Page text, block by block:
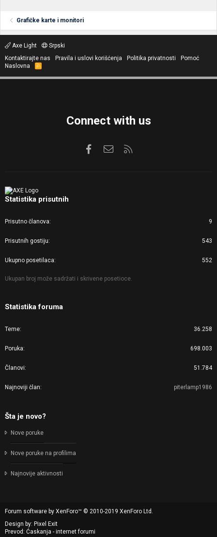
Grafičke karte i monitori
Axe Light
Srpski
Kontaktirajte nas
Pravila i uslovi korišćenja Politika privatnosti
Pomoć
Naslovna
R
S
Connect with us
FacebookKontaktirajte nas
Statistika prisutnih
Prisutno članova 9
Prisutnih gostiju 543
Ukupno posetilaca 552
Ukupan broj može sadržati i skrivene posetioce.
Statistika foruma
Teme 36.258
Poruka 698.003
Članovi 51.784
Najnoviji član piterlamp1986
Šta je novo?
Nove poruke
Nove poruke na profilima
Najnovije aktivnosti
Forum software by XenForo™ © 2010-2019 XenForo Ltd.
Design by: Pixel Exit
Prevod: Ćaskanja - internet forumi